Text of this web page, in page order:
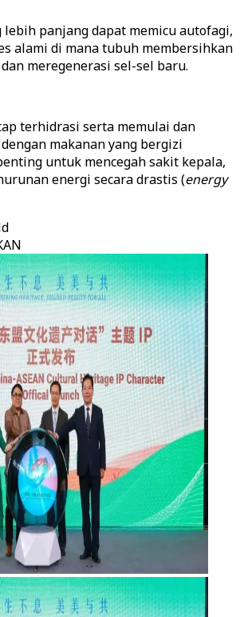
lebih panjang dapat memicu autofagi,
alami di mana tubuh membersihkan
meregenerasi sel-sel baru.
terhidrasi serta memulai dan
makanan yang bergizi
untuk mencegah sakit kepala,
energi secara drastis (energy